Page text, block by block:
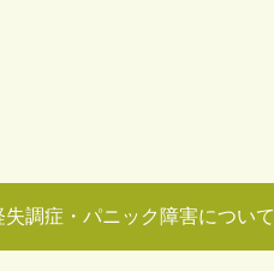
失調症・パニック障害について